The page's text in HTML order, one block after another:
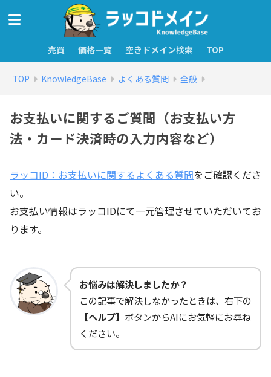
売買 価格一覧 空きドメイン検索 TOP
TOP KnowledgeBase よくある質問 全般
お支払いに関するご質問（お支払い方
法・カード決済時の入力内容など）
ラッコID：お支払いに関するよくある質問をご確認くださ
い。
お支払い情報はラッコIDにて一元管理させていただいてお
ります。
お悩みは解決しましたか？
この記事で解決しなかったときは、右下の
【ヘルプ】 ボタンからAIにお気軽にお尋ね
ください。